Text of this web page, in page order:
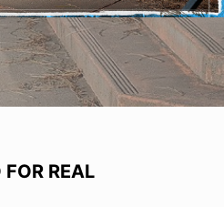
REAL